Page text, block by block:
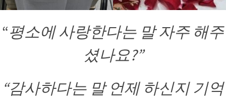
“평소에 사랑한다는 말 자주 해주
셨나요?”
“감사하다는 말 언제 하신지 기억